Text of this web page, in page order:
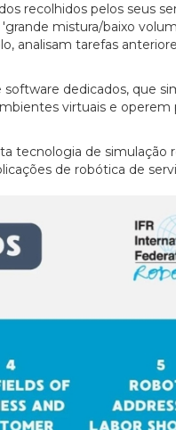
recolhidos pelos seus
mistura/baixo
analisam tarefas
dedicados, que
virtuais e operem
tecnologia de simulação
de robótica de